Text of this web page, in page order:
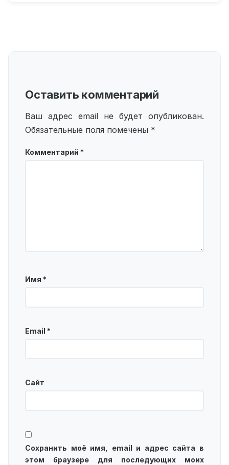
Оставить комментарий
Ваш адрес email не будет опубликован.
Обязательные поля помечены *
Комментарий *
Имя *
Email *
Сайт
Сохранить моё имя, email и адрес сайта в
этом браузере для последующих моих